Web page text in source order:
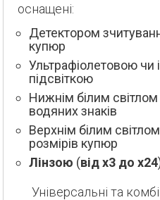
оснащені:
Детектором
купюр
Ультрафіолетовою
підсвіткою
Нижнім білим
водяних знаків
Верхнім білим
розмірів купюр
Лінзою (від х3 до х24
Універсальні та комбіновані моделі можуть